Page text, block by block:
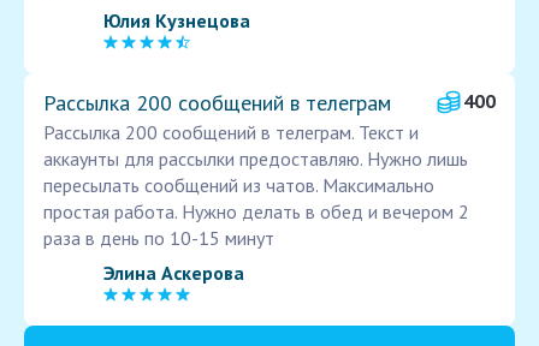
Юлия Кузнецова
Рассылка 200 сообщений в телеграм
400
Рассылка 200 сообщений в телеграм. Текст и
аккаунты для рассылки предоставляю. Нужно лишь
пересылать сообщений из чатов. Максимально
простая работа. Нужно делать в обед и вечером 2
раза в день по 10-15 минут
Элина Аскерова